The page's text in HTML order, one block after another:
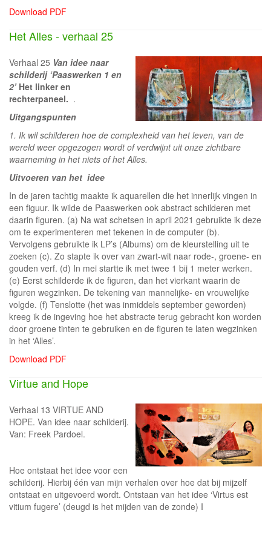
Download PDF
Het Alles - verhaal 25
Verhaal 25 Van idee naar
schilderij ‘Paaswerken 1 en
2’Het linker en
rechterpaneel. .
Uitgangspunten
1. Ik wil schilderen hoe de complexheid van het leven, van de
wereld weer opgezogen wordt of verdwijnt uit onze zichtbare
waarneming in het niets of het Alles.
Uitvoeren van het idee
In de jaren tachtig maakte ik aquarellen die het innerlijk vingen in
een figuur. Ik wilde de Paaswerken ook abstract schilderen met
daarin figuren. (a) Na wat schetsen in april 2021 gebruikte ik deze
om te experimenteren met tekenen in de computer (b).
Vervolgens gebruikte ik LP’s (Albums) om de kleurstelling uit te
zoeken (c). Zo stapte ik over van zwart-wit naar rode-, groene- en
gouden verf. (d) In mei startte ik met twee 1 bij 1 meter werken.
(e) Eerst schilderde ik de figuren, dan het vierkant waarin de
figuren wegzinken. De tekening van mannelijke- en vrouwelijke
volgde. (f) Tenslotte (het was inmiddels september geworden)
kreeg ik de ingeving hoe het abstracte terug gebracht kon worden
door groene tinten te gebruiken en de figuren te laten wegzinken
in het ‘Alles’.
Download PDF
Virtue and Hope
Verhaal 13 VIRTUE AND
HOPE. Van idee naar schilderij.
Van: Freek Pardoel.
Hoe ontstaat het idee voor een
schilderij. Hierbij één van mijn verhalen over hoe dat bij mijzelf
ontstaat en uitgevoerd wordt. Ontstaan van het idee ‘Virtus est
vitium fugere’ (deugd is het mijden van de zonde) I